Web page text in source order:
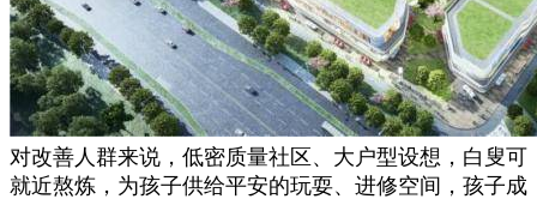
对改善人群来说，低密质量社区、大户型设想，白叟可
就近熬炼，为孩子供给平安的玩耍、进修空间，孩子成